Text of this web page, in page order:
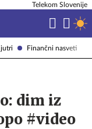
jutri Finančni nasveti
Telekom Slovenije
dim iz
#video